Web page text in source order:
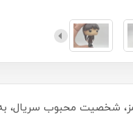
شخصیت محبوب سریال،